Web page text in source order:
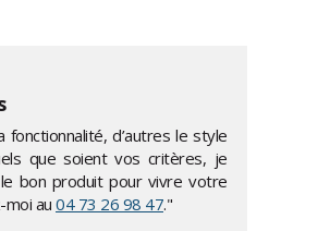
fonctionnalité, d’autres le style
que soient vos critères, je
bon produit pour vivre votre
moi au 04 73 26 98 47."